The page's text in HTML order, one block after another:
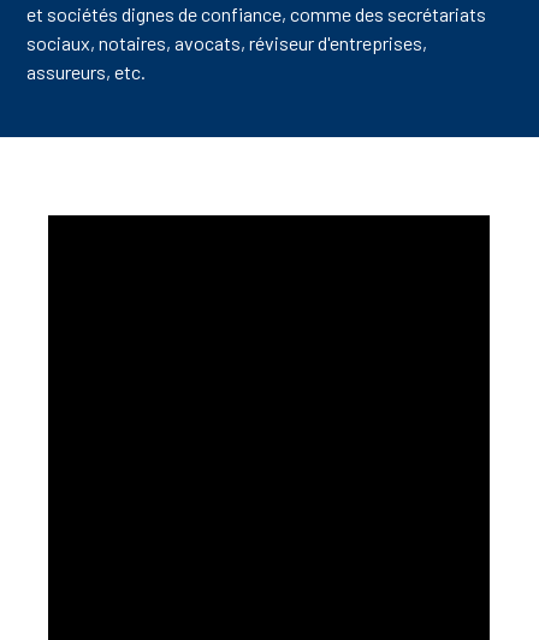
et sociétés dignes de confiance, comme des secrétariats
sociaux, notaires, avocats, réviseur d'entreprises,
assureurs, etc.